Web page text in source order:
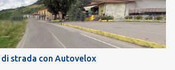
alla batteria e voce, Fabrizio
Tiziano Giampieri alla chitarra e voce, e
Vinci è la voce scelta direttamente da
per il musical We Will Rock You.
strada con Autovelox